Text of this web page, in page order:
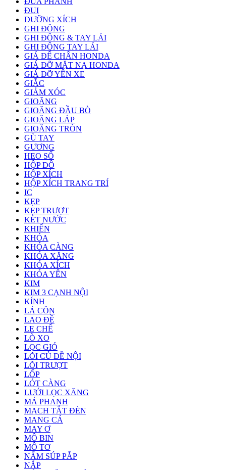
ĐUI
DƯỠNG XÍCH
GHI ĐÔNG
GHI ĐÔNG & TAY LÁI
GHI ĐÔNG TAY LÁI
GIÁ ĐỂ CHÂN HONDA
GIÁ ĐỠ MẶT NẠ HONDA
GIÁ ĐỠ YÊN XE
GIẮC
GIẢM XÓC
GIOĂNG
GIOĂNG ĐẦU BÒ
GIOĂNG LÁP
GIOĂNG TRÒN
GÙ TAY
GƯƠNG
HEO SỐ
HỘP ĐỒ
HỘP XÍCH
HỘP XÍCH TRANG TRÍ
IC
KẸP
KẸP TRƯỢT
KÉT NƯỚC
KHIỂN
KHÓA
KHÓA CÀNG
KHÓA XĂNG
KHÓA XÍCH
KHÓA YÊN
KIM
KIM 3 CẠNH NỘI
KÍNH
LÁ CÔN
LAO ĐỀ
LE CHẾ
LÒ XO
LỌC GIÓ
LÕI CỦ ĐỀ NỘI
LÕI TRƯỢT
LỐP
LÓT CÀNG
LƯỚI LỌC XĂNG
MÁ PHANH
MẠCH TẮT ĐÈN
MANG CÁ
MAY Ơ
MÔ BIN
MÔ TƠ
NẤM SÚP PẮP
NẮP